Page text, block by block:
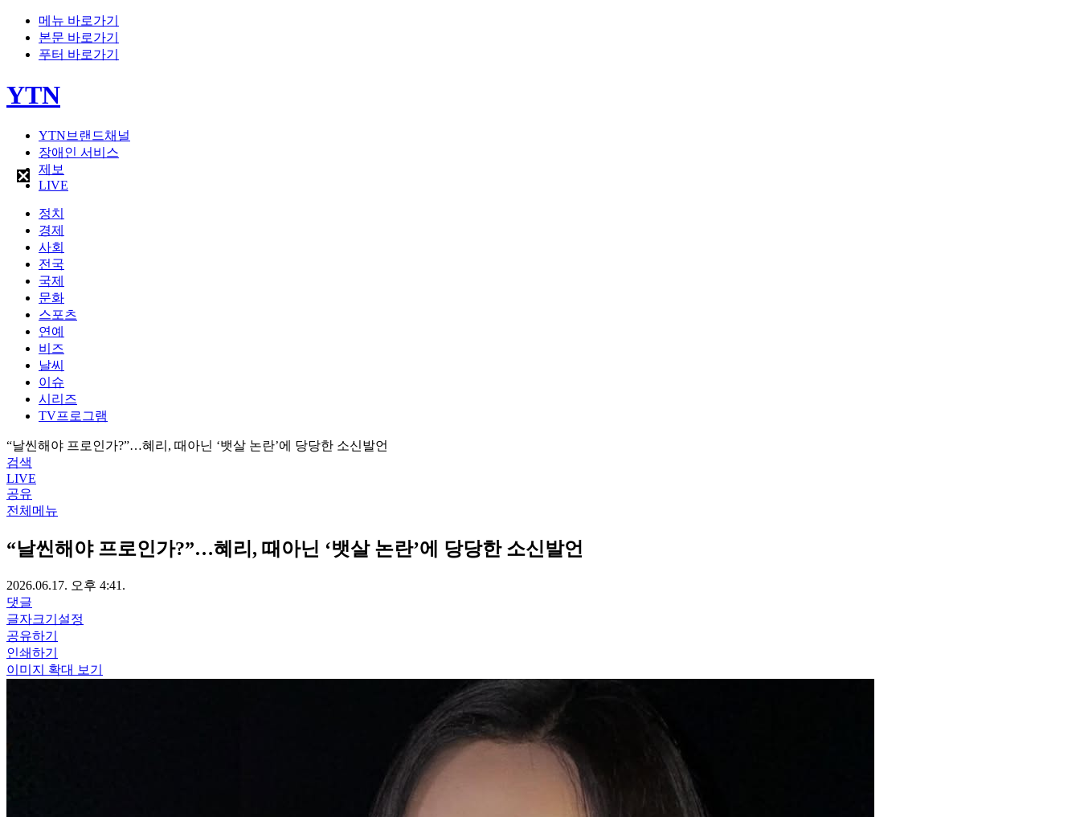
메뉴 바로가기
본문 바로가기
푸터 바로가기
YTN
YTN브랜드채널
장애인 서비스
제보
LIVE
정치
경제
사회
전국
국제
문화
스포츠
연예
비즈
날씨
이슈
시리즈
TV프로그램
“날씬해야 프로인가?”…혜리, 때아닌 ‘뱃살 논란’에 당당한 소신발언
검색
LIVE
공유
전체메뉴
“날씬해야 프로인가?”…혜리, 때아닌 ‘뱃살 논란’에 당당한 소신발언
2026.06.17. 오후 4:41.
댓글
글자크기설정
공유하기
인쇄하기
이미지 확대 보기